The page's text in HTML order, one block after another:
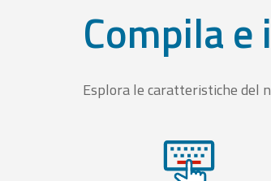
Compila
Esplora le caratteristiche del